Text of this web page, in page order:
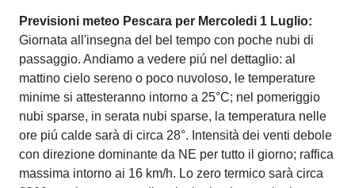
Previsioni meteo Pescara per Mercoledi 1 Luglio:
Giornata all'insegna del bel tempo con poche nubi di
passaggio. Andiamo a vedere piú nel dettaglio: al
mattino cielo sereno o poco nuvoloso, le temperature
minime si attesteranno intorno a 25°C; nel pomeriggio
nubi sparse, in serata nubi sparse, la temperatura nelle
ore piú calde sarà di circa 28°. Intensità dei venti debole
con direzione dominante da NE per tutto il giorno; raffica
massima intorno ai 16 km/h. Lo zero termico sarà circa